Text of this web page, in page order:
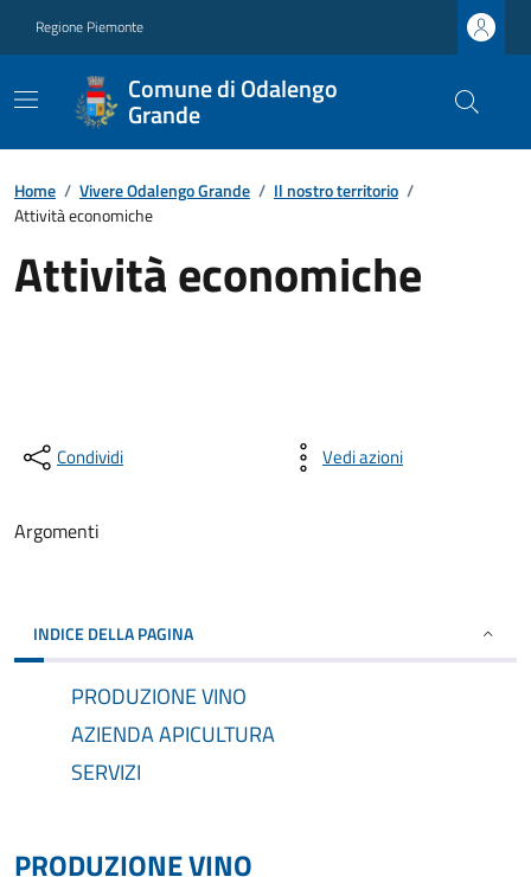
Regione Piemonte
Comune di Odalengo
Grande
Home / Vivere Odalengo Grande / Il nostro territorio /
Attività economiche
Attività economiche
Condividi Vedi azioni
Argomenti
INDICE DELLA PAGINA
PRODUZIONE VINO
AZIENDA APICULTURA
SERVIZI
PRODUZIONE VINO